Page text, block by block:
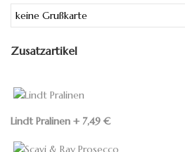
Zusatzartikel
Lindt Pralinen + 7,49 €